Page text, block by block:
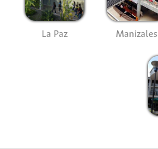
La Paz Manizales